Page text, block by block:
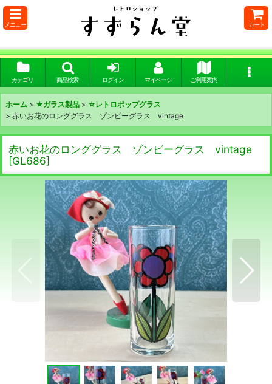
メニュー カート
カテゴリ 商品検索 ログイン マイページ ご利用案内
ホーム > ★ガラス製品 > ☆レトロポップグラス
> 赤いお花のロンググラス ゾンビーグラス vintage
赤いお花のロンググラス ゾンビーグラス vintage
[GL686]